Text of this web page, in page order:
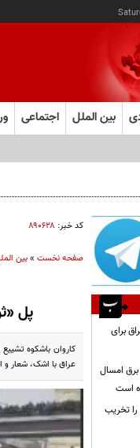
بین الملل اجتماعی
آمریکا را تخریب کرد؛ ترامپ از
کد خبر: ۸۹۰۶۲۸
صفحه نخست»بین
پل
کاروان باشکوه
عراق با اشک، شعار و
برای
امسال
است
تخریب